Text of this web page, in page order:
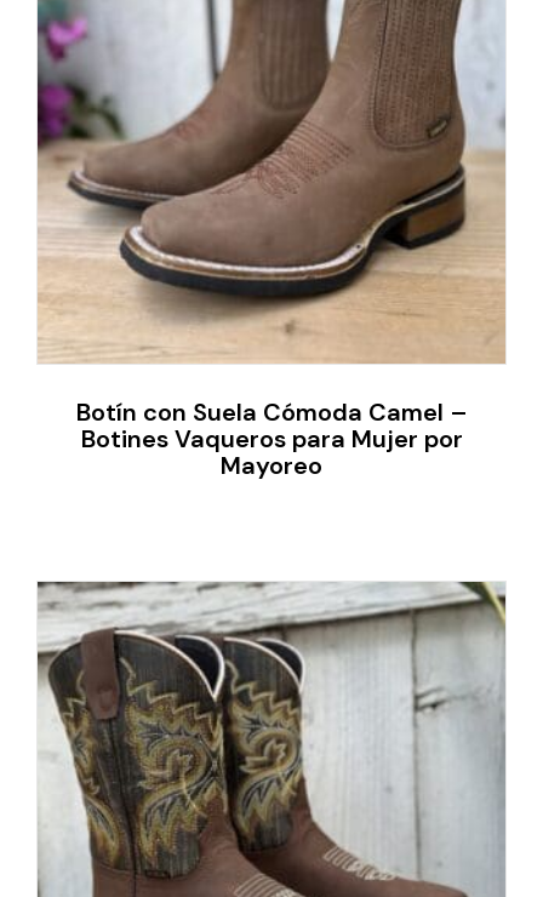
Botín con Suela Cómoda Camel –
Botines Vaqueros para Mujer por
Mayoreo